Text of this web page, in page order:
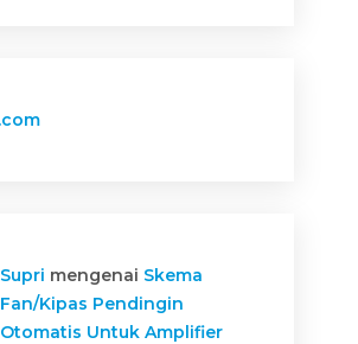
Supri mengenai Skema
Fan/Kipas Pendingin
Otomatis Untuk Amplifier